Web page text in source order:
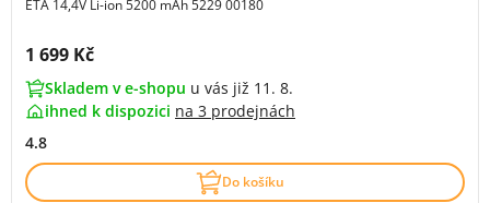
ETA 14,4V Li-ion 5200 mAh 5229 00180
Cena s DPH:
1 699 Kč
Skladem v e-shopu u vás již 11. 8.
ihned k dispozici na 3 prodejnách
4.8
Do košíku